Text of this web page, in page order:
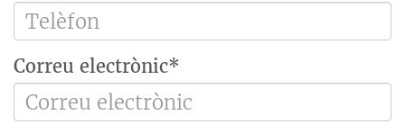
Correu electrònic*